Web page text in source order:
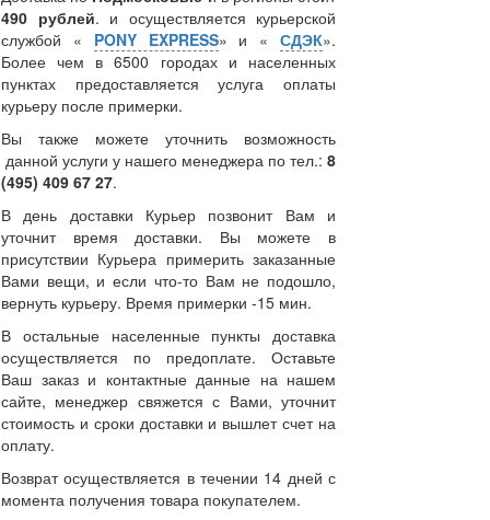
490 рублей. и осуществляется курьерской
службой « PONY EXPRESS» и «СДЭК».
Более чем в 6500 городах и населенных
пунктах предоставляется услуга оплаты
курьеру после примерки.
Вы также можете уточнить возможность
данной услуги у нашего менеджера по тел.: 8
(495) 409 67 27.
В день доставки Курьер позвонит Вам и
уточнит время доставки. Вы можете в
присутствии Курьера примерить заказанные
Вами вещи, и если что-то Вам не подошло,
вернуть курьеру. Время примерки -15 мин.
В остальные населенные пункты доставка
осуществляется по предоплате. Оставьте
Ваш заказ и контактные данные на нашем
сайте, менеджер свяжется с Вами, уточнит
стоимость и сроки доставки и вышлет счет на
оплату.
Возврат осуществляется в течении 14 дней с
момента получения товара покупателем.